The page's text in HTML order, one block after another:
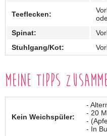
Teeflecken:
Spinat:
Stuhlgang/Kot:
Meine Tipps
Kein Weichspüler:
-
- 20
-
- In